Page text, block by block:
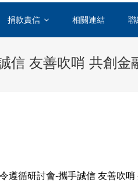
捐款責信 相關連結 聯
友善吹哨 共創金
遵循研討會-攜手誠信 友善吹